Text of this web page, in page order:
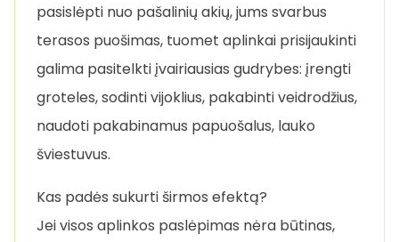
pasislėpti nuo pašalinių akių, jums svarbus
terasos puošimas, tuomet aplinkai prisijaukinti
galima pasitelkti įvairiausias gudrybes: įrengti
groteles, sodinti vijoklius, pakabinti veidrodžius,
naudoti pakabinamus papuošalus, lauko
šviestuvus.
Kas padės sukurti širmos efektą?
Jei visos aplinkos paslėpimas nėra būtinas,